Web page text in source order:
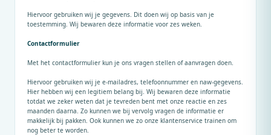
Hiervoor gebruiken wij je gegevens. Dit doen wij op basis van je
toestemming. Wij bewaren deze informatie voor zes weken.
Contactformulier
Met het contactformulier kun je ons vragen stellen of aanvragen doen.
Hiervoor gebruiken wij je e-mailadres, telefoonnummer en naw-gegevens.
Hier hebben wij een legitiem belang bij. Wij bewaren deze informatie
totdat we zeker weten dat je tevreden bent met onze reactie en zes
maanden daarna. Zo kunnen we bij vervolg vragen de informatie er
makkelijk bij pakken. Ook kunnen we zo onze klantenservice trainen om
nog beter te worden.